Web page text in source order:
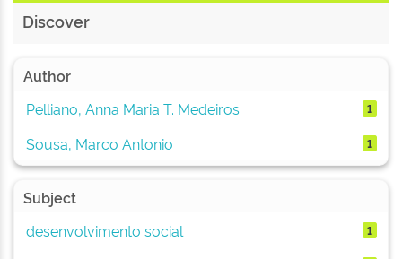
Discover
Author
Pelliano, Anna Maria T. Medeiros
1
Sousa, Marco Antonio 1
Subject
desenvolvimento social
1